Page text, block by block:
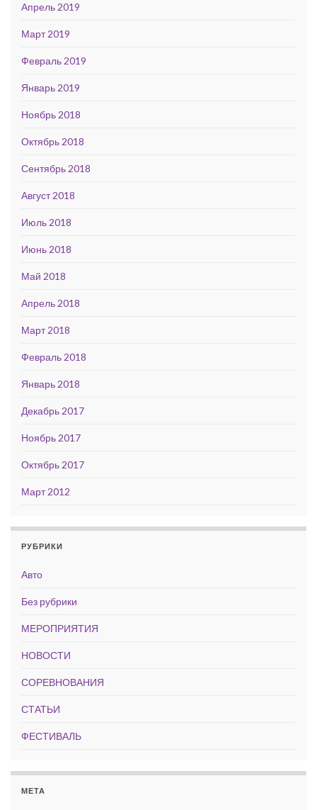
Апрель 2019
Март 2019
Февраль 2019
Январь 2019
Ноябрь 2018
Октябрь 2018
Сентябрь 2018
Август 2018
Июль 2018
Июнь 2018
Май 2018
Апрель 2018
Март 2018
Февраль 2018
Январь 2018
Декабрь 2017
Ноябрь 2017
Октябрь 2017
Март 2012
РУБРИКИ
Авто
Без рубрики
МЕРОПРИЯТИЯ
НОВОСТИ
СОРЕВНОВАНИЯ
СТАТЬИ
ФЕСТИВАЛЬ
МЕТА